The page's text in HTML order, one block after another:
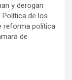
y derogan
de los
reforma política
de